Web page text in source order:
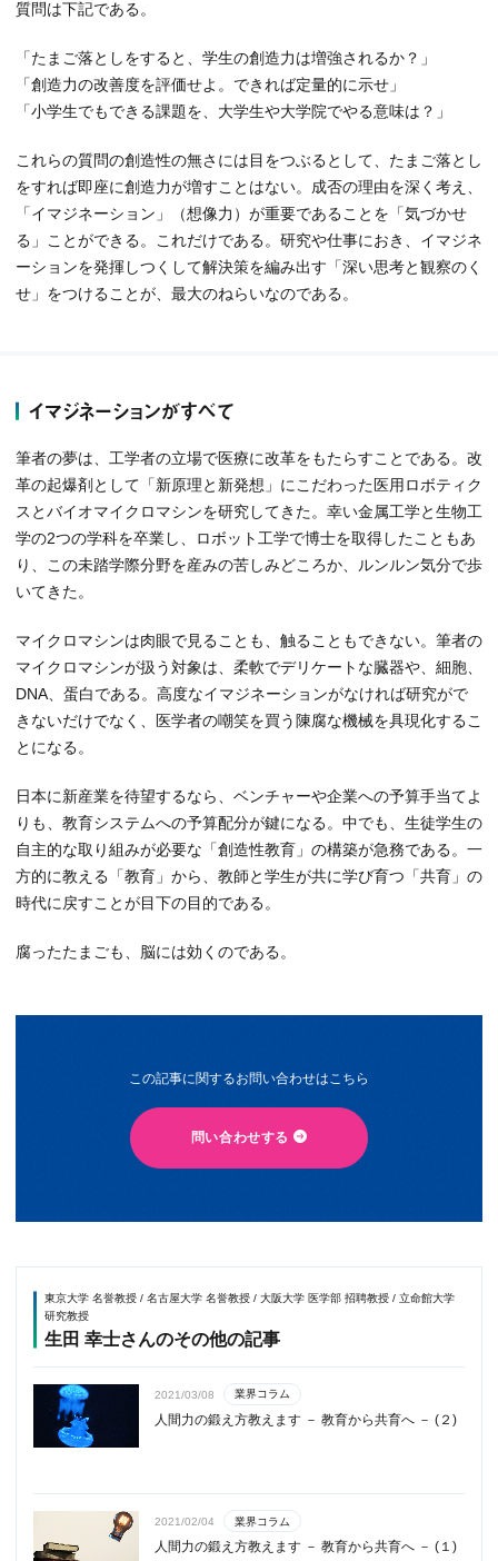
質問は下記である。
「たまご落としをすると、学生の創造力は増強されるか？」
「創造力の改善度を評価せよ。できれば定量的に示せ」
「小学生でもできる課題を、大学生や大学院でやる意味は？」
これらの質問の創造性の無さには目をつぶるとして、たまご落とし
をすれば即座に創造力が増すことはない。成否の理由を深く考え、
「イマジネーション」（想像力）が重要であることを「気づかせ
る」ことができる。これだけである。研究や仕事におき、イマジネ
ーションを発揮しつくして解決策を編み出す「深い思考と観察のく
せ」をつけることが、最大のねらいなのである。
イマジネーションがすべて
筆者の夢は、工学者の立場で医療に改革をもたらすことである。改
革の起爆剤として「新原理と新発想」にこだわった医用ロボティク
スとバイオマイクロマシンを研究してきた。幸い金属工学と生物工
学の2つの学科を卒業し、ロボット工学で博士を取得したこともあ
り、この未踏学際分野を産みの苦しみどころか、ルンルン気分で歩
いてきた。
マイクロマシンは肉眼で見ることも、触ることもできない。筆者の
マイクロマシンが扱う対象は、柔軟でデリケートな臓器や、細胞、
DNA、蛋白である。高度なイマジネーションがなければ研究がで
きないだけでなく、医学者の嘲笑を買う陳腐な機械を具現化するこ
とになる。
日本に新産業を待望するなら、ベンチャーや企業への予算手当てよ
りも、教育システムへの予算配分が鍵になる。中でも、生徒学生の
自主的な取り組みが必要な「創造性教育」の構築が急務である。一
方的に教える「教育」から、教師と学生が共に学び育つ「共育」の
時代に戻すことが目下の目的である。
腐ったたまごも、脳には効くのである。
この記事に関するお問い合わせはこちら
問い合わせする
東京大学 名誉教授 / 名古屋大学 名誉教授 / 大阪大学 医学部 招聘教授 / 立命館大学
研究教授
生田 幸士さんのその他の記事
2021/03/08 業界コラム
人間力の鍛え方教えます － 教育から共育へ － (２)
2021/02/04 業界コラム
人間力の鍛え方教えます － 教育から共育へ － (１)